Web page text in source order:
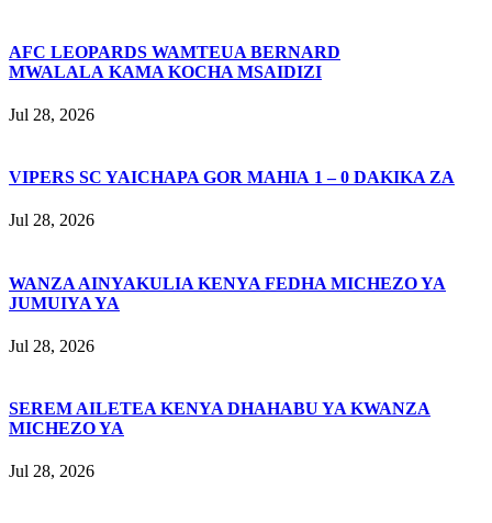
AFC LEOPARDS WAMTEUA BERNARD
MWALALA KAMA KOCHA MSAIDIZI
Jul 28, 2026
VIPERS SC YAICHAPA GOR MAHIA 1 – 0 DAKIKA ZA
Jul 28, 2026
WANZA AINYAKULIA KENYA FEDHA MICHEZO YA
JUMUIYA YA
Jul 28, 2026
SEREM AILETEA KENYA DHAHABU YA KWANZA
MICHEZO YA
Jul 28, 2026